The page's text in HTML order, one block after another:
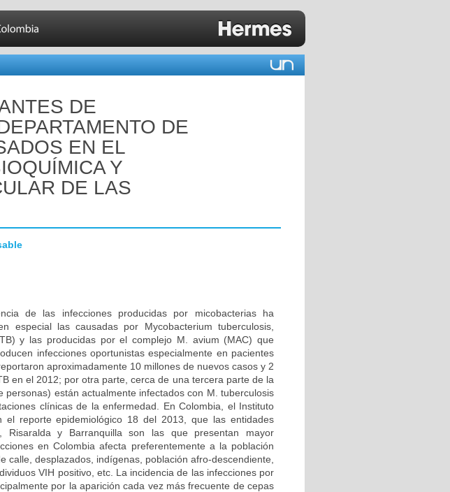
DE
DE
EN EL
Y
DE LAS
de las infecciones producidas por micobacterias ha
especial las causadas por Mycobacterium tuberculosis,
y las producidas por el complejo M. avium (MAC) que
infecciones oportunistas especialmente en pacientes
aproximadamente 10 millones de nuevos casos y 2
en el 2012; por otra parte, cerca de una tercera parte de la
personas) están actualmente infectados con M. tuberculosis
clínicas de la enfermedad. En Colombia, el Instituto
el reporte epidemiológico 18 del 2013, que las entidades
Risaralda y Barranquilla son las que presentan mayor
en Colombia afecta preferentemente a la población
calle, desplazados, indígenas, población afro-descendiente,
VIH positivo, etc. La incidencia de las infecciones por
por la aparición cada vez más frecuente de cepas